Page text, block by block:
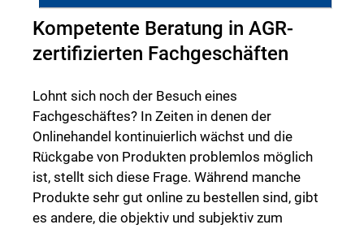
Kompetente Beratung in AGR-
zertifizierten Fachgeschäften
Lohnt sich noch der Besuch eines
Fachgeschäftes? In Zeiten in denen der
Onlinehandel kontinuierlich wächst und die
Rückgabe von Produkten problemlos möglich
ist, stellt sich diese Frage. Während manche
Produkte sehr gut online zu bestellen sind, gibt
es andere, die objektiv und subjektiv zum